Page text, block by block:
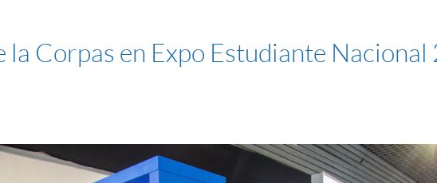
la Corpas en Expo Estudiante